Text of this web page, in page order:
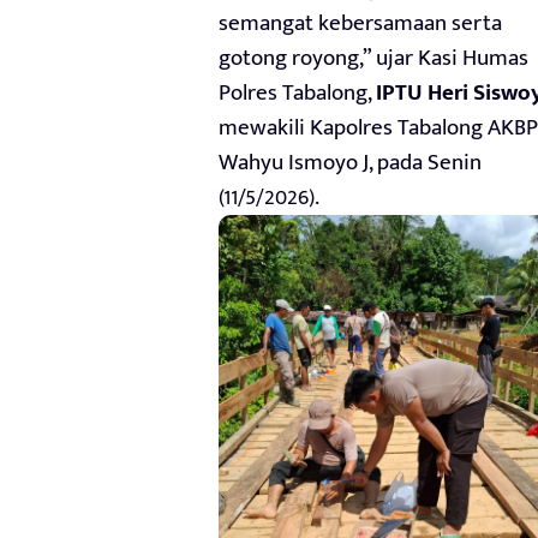
semangat kebersamaan serta
gotong royong,” ujar Kasi Humas
Polres Tabalong,IPTU Heri
mewakili Kapolres Tabalong AKBP
Wahyu Ismoyo J, pada Senin
(11/5/2026).